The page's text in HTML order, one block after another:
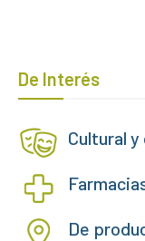
De Interés
Cultural
De